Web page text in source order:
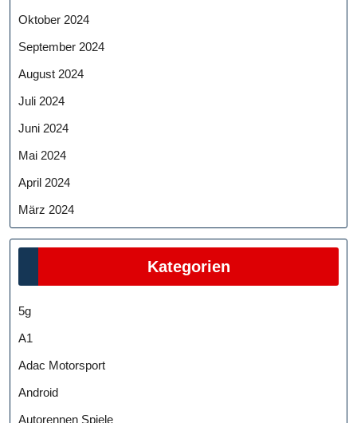
Oktober 2024
September 2024
August 2024
Juli 2024
Juni 2024
Mai 2024
April 2024
März 2024
Kategorien
5g
A1
Adac Motorsport
Android
Autorennen Spiele